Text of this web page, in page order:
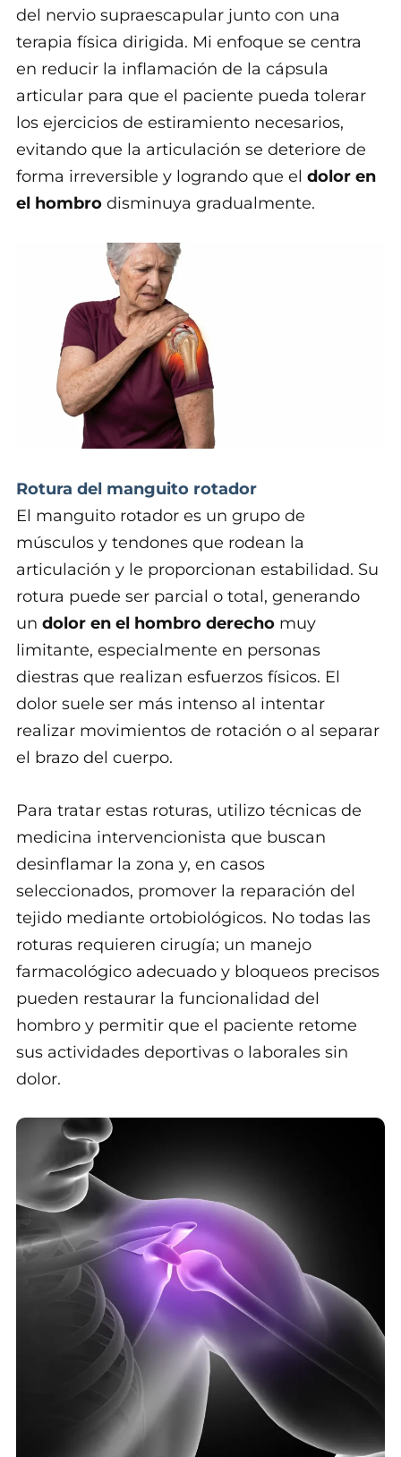
del nervio supraescapular junto con una
terapia física dirigida. Mi enfoque se centra
en reducir la inflamación de la cápsula
articular para que el paciente pueda tolerar
los ejercicios de estiramiento necesarios,
evitando que la articulación se deteriore de
forma irreversible y logrando que el dolor en
el hombro disminuya gradualmente.
Rotura del manguito rotador
El manguito rotador es un grupo de
músculos y tendones que rodean la
articulación y le proporcionan estabilidad. Su
rotura puede ser parcial o total, generando
un dolor en el hombro derecho muy
limitante, especialmente en personas
diestras que realizan esfuerzos físicos. El
dolor suele ser más intenso al intentar
realizar movimientos de rotación o al separar
el brazo del cuerpo.
Para tratar estas roturas, utilizo técnicas de
medicina intervencionista que buscan
desinflamar la zona y, en casos
seleccionados, promover la reparación del
tejido mediante ortobiológicos. No todas las
roturas requieren cirugía; un manejo
farmacológico adecuado y bloqueos precisos
pueden restaurar la funcionalidad del
hombro y permitir que el paciente retome
sus actividades deportivas o laborales sin
dolor.